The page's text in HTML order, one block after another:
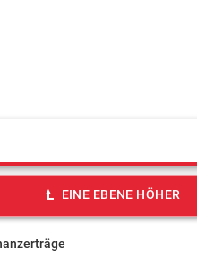
EINE EBENE HÖHER